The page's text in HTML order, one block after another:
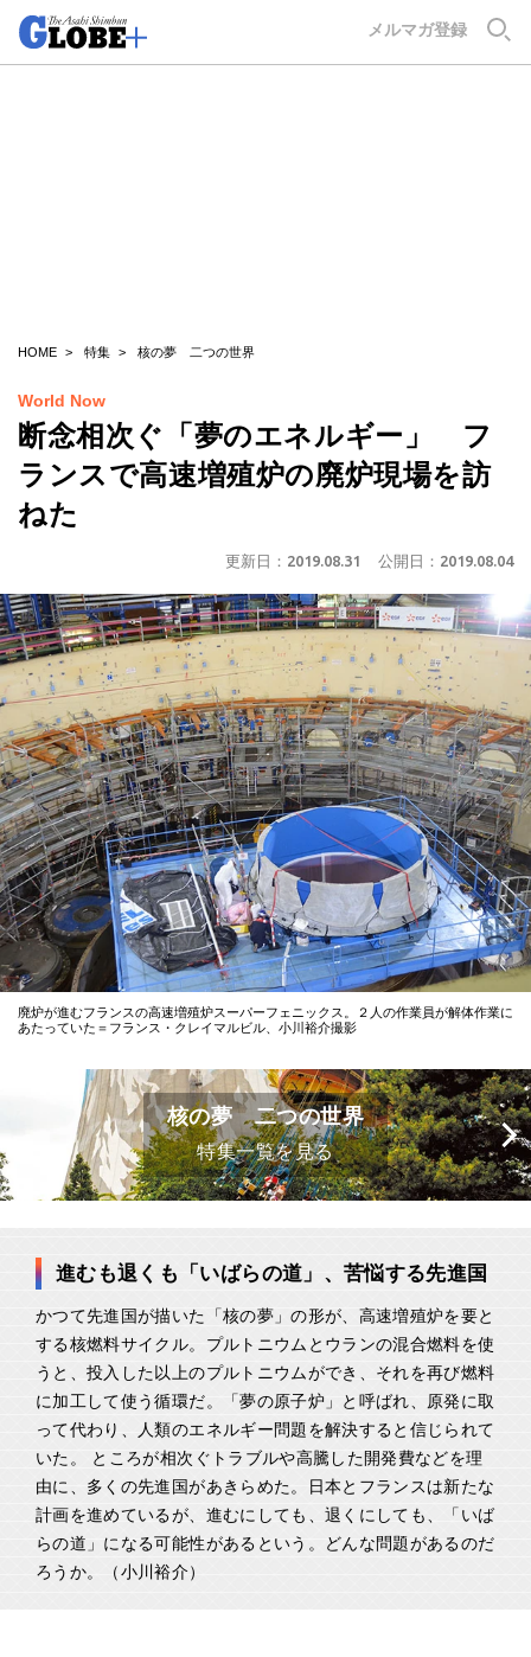
メルマガ登録
HOME 特集 核の夢 二つの世界
World Now
断念相次ぐ「夢のエネルギー」 フ
ランスで高速増殖炉の廃炉現場を訪
ねた
更新日： 2019.08.31 公開日： 2019.08.04
廃炉が進むフランスの高速増殖炉スーパーフェニックス。２人の作業員が解体作業に
あたっていた＝フランス・クレイマルビル、小川裕介撮影
核の夢 二つの世界
特集一覧を見る
進むも退くも「いばらの道」、苦悩する先進国
かつて先進国が描いた「核の夢」の形が、高速増殖炉を要と
する核燃料サイクル。プルトニウムとウランの混合燃料を使
うと、投入した以上のプルトニウムができ、それを再び燃料
に加工して使う循環だ。「夢の原子炉」と呼ばれ、原発に取
って代わり、人類のエネルギー問題を解決すると信じられて
いた。 ところが相次ぐトラブルや高騰した開発費などを理
由に、多くの先進国があきらめた。日本とフランスは新たな
計画を進めているが、進むにしても、退くにしても、「いば
らの道」になる可能性があるという。どんな問題があるのだ
ろうか。（小川裕介）